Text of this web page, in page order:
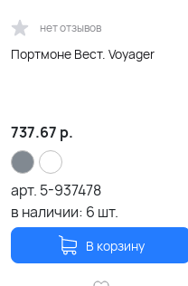
нет отзывов
Портмоне Вест. Voyager
737.67 р.
арт. 5-937478
в наличии: 6 шт.
В корзину